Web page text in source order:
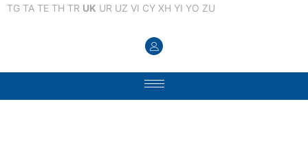
TG TA TE TH TR UK UR UZ VI CY XH YI YO ZU